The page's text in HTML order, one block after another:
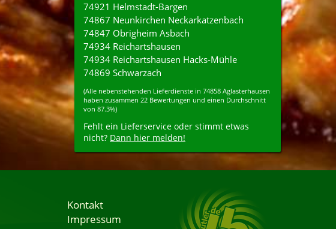
74921 Helmstadt-Bargen
74867 Neunkirchen Neckarkatzenbach
74847 Obrigheim Asbach
74934 Reichartshausen
74934 Reichartshausen Hacks-Mühle
74869 Schwarzach
(Alle nebenstehenden Lieferdienste in 74858 Aglasterhausen
haben zusammen 22 Bewertungen und einen Durchschnitt
von 87.3%)
Fehlt ein Lieferservice oder stimmt etwas
nicht? Dann hier melden!
Kontakt
Impressum